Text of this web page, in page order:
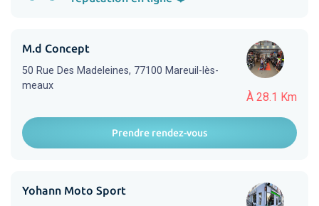
À 28.1 Km
M.d Concept
50 Rue Des Madeleines, 77100 Mareuil-lès-
meaux
Prendre rendez-vous
Yohann Moto Sport